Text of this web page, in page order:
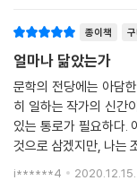
타게 책 사이를 누비는
을 사랑하는 이유, 소설
되어준다.
논리정연한(그래서 아
래서 아름다운) 삶의 현
서로 이어진 하나의 현
러 시대를 통틀어 찾기
종이책
얼마나 닮았는가
문학의 전당에는 아담
히 일하는 작가의 신간
있는 통로가 필요하다.
것으로 삼겠지만, 나는
있을 것이다. 이제 김보
i******4 2020.12.15.